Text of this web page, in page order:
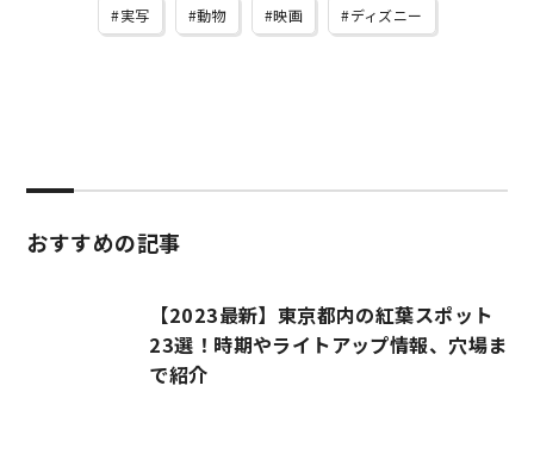
実写 動物 映画 ディズニー
おすすめの記事
【2023最新】東京都内の紅葉スポット
23選！時期やライトアップ情報、穴場ま
で紹介